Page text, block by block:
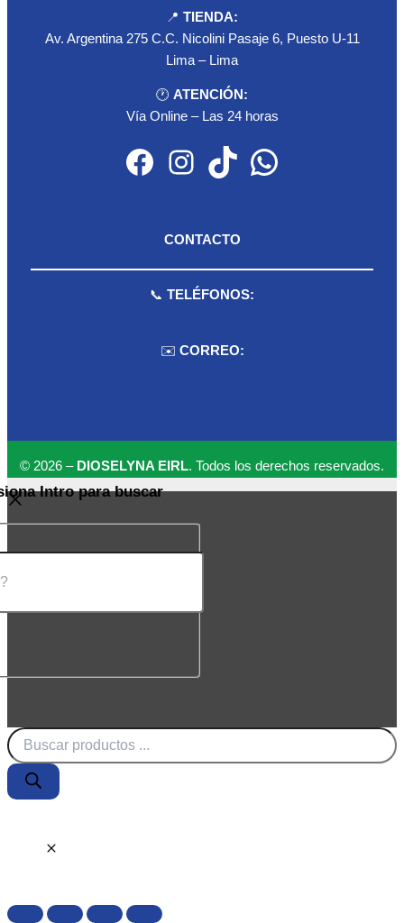
📍 TIENDA:
Av. Argentina 275 C.C. Nicolini Pasaje 6, Puesto U-11
Lima – Lima
🕐 ATENCIÓN:
Vía Online – Las 24 horas
Facebook Instagram TikTok WhatsApp
CONTACTO
📞 TELÉFONOS:
✉️ CORREO:
© 2026 – DIOSELYNA EIRL. Todos los derechos reservados.
Intro para buscar
Búsqueda
de
productos